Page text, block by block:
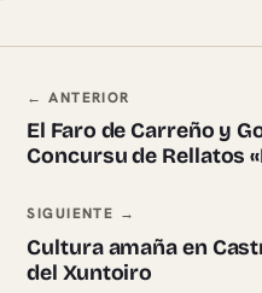
Navegación
← ANTERIOR
El Faro de Carreño y
Concursu de Rellatos
SIGUIENTE →
Cultura amaña en
del Xuntoiro